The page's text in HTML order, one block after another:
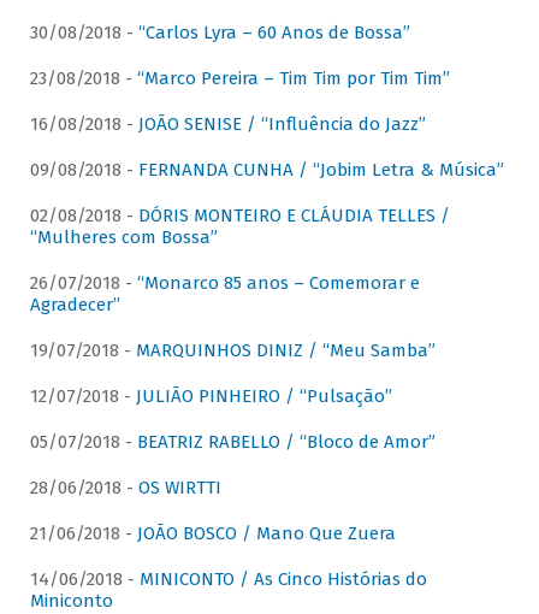
30/08/2018 - “Carlos Lyra – 60 Anos de Bossa”
23/08/2018 - “Marco Pereira – Tim Tim por Tim Tim”
16/08/2018 - JOÃO SENISE / “Influência do Jazz”
09/08/2018 - FERNANDA CUNHA / “Jobim Letra & Música”
02/08/2018 - DÓRIS MONTEIRO E CLÁUDIA TELLES /
“Mulheres com Bossa”
26/07/2018 - “Monarco 85 anos – Comemorar e
Agradecer”
19/07/2018 - MARQUINHOS DINIZ / “Meu Samba”
12/07/2018 - JULIÃO PINHEIRO / “Pulsação”
05/07/2018 - BEATRIZ RABELLO / “Bloco de Amor”
28/06/2018 - OS WIRTTI
21/06/2018 - JOÃO BOSCO / Mano Que Zuera
14/06/2018 - MINICONTO / As Cinco Histórias do
Miniconto